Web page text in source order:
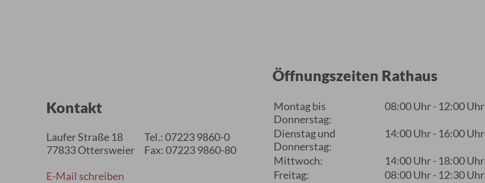
Kontakt
Laufer Straße 18
77833 Ottersweier
Tel.: 07223 9860-0
Fax: 07223 9860-80
E-Mail schreiben
Öffnungszeiten Rathaus
Montag bis
Donnerstag:
08:00 Uhr - 12:00 Uhr
Dienstag und
Donnerstag:
14:00 Uhr - 16:00 Uhr
Mittwoch:
14:00 Uhr - 18:00 Uhr
Freitag:
08:00 Uhr - 12:30 Uhr